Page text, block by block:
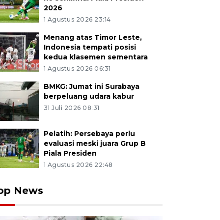
2026
1 Agustus 2026 23:14
Menang atas Timor Leste,
Indonesia tempati posisi
kedua klasemen sementara
1 Agustus 2026 06:31
BMKG: Jumat ini Surabaya
berpeluang udara kabur
31 Juli 2026 08:31
Pelatih: Persebaya perlu
evaluasi meski juara Grup B
Piala Presiden
1 Agustus 2026 22:48
News